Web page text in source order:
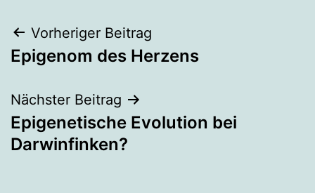
Beitragsnavigation
Vorheriger Beitrag
Epigenom des Herzens
Nächster Beitrag
Epigenetische Evolution bei
Darwinfinken?